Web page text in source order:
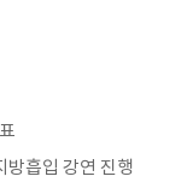
방흡입 강연 진행